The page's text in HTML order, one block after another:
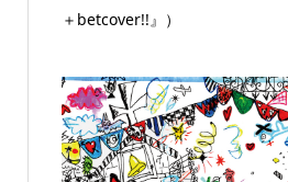
＋betcover!!』）